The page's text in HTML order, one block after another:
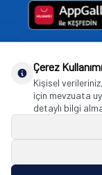
Goodyear (and Winged
Tire & Rubber
Istanbul/
Çerez Kullanımı
Kişisel
için mevzuata
detaylı bilgi